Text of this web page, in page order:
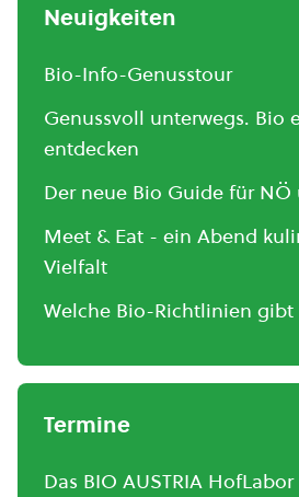
Neuigkeiten
Bio-Info-Genusstour
Genussvoll unterwegs. Bio
entdecken
Der neue Bio Guide für
Meet & Eat - ein Abend
Vielfalt
Welche Bio-Richtlinien gibt
Termine
Das BIO AUSTRIA